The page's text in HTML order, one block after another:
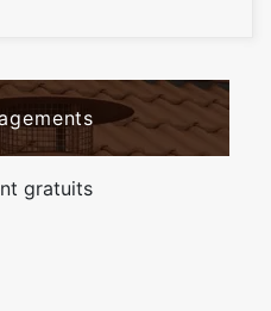
gratuits